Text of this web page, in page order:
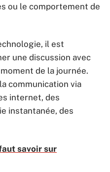
ou le comportement de
il est
une discussion avec
de la journée.
communication via
internet, des
instantanée, des
savoir sur